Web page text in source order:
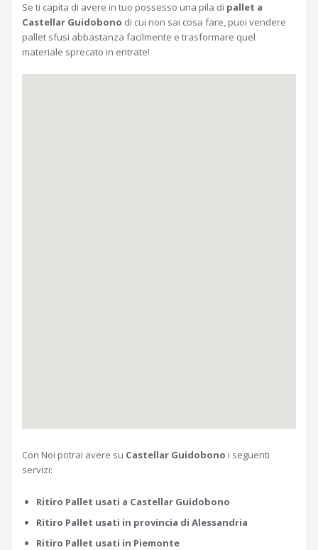
Se ti capita di avere in tuo possesso una pila di pallet a
Castellar Guidobono di cui non sai cosa fare, puoi vendere
pallet sfusi abbastanza facilmente e trasformare quel
materiale sprecato in entrate!
Con Noi potrai avere su Castellar Guidobono i seguenti
servizi:
Ritiro Pallet usati a Castellar Guidobono
Ritiro Pallet usati in provincia di Alessandria
Ritiro Pallet usati in Piemonte